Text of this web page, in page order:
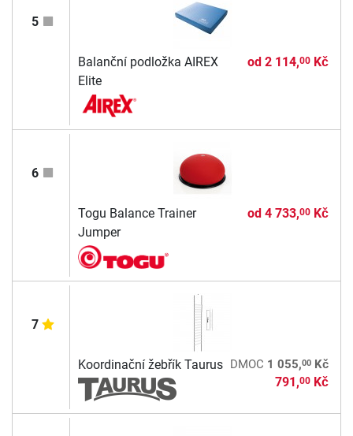
5
Balanční podložka AIREX
Elite
od 2 114,00Kč
6
Togu Balance Trainer
Jumper
od 4 733,00Kč
7
Koordinační žebřík Taurus DMOC 1 055,00Kč
791,00Kč